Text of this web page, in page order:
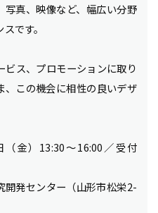
写真、映像など、幅広い分野
です。
ス、プロモーションに取り
、この機会に相性の良いデザ
金）13:30～16:00／受付
発センター（山形市松栄2-